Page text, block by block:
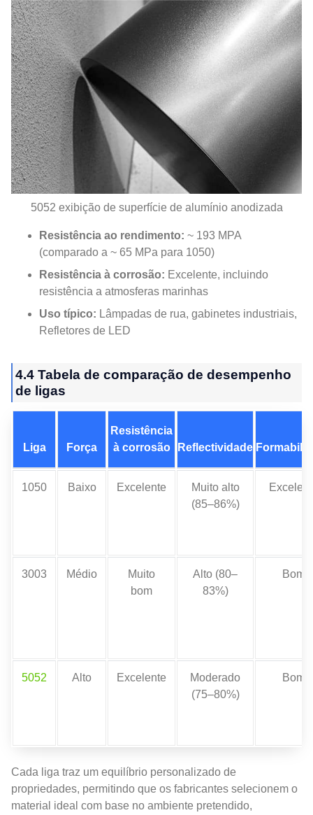
5052 exibição de superfície de alumínio anodizada
Resistência ao rendimento: ~ 193 MPA
(comparado a ~ 65 MPa para 1050)
Resistência à corrosão: Excelente, incluindo
resistência a atmosferas marinhas
Uso típico: Lâmpadas de rua, gabinetes industriais,
Refletores de LED
4.4 Tabela de comparação de desempenho
de ligas
Liga Força
Resistência
à corrosão
Reflectividade
1050 Baixo Excelente
Muito alto
(85–86%)
3003 Médio
Muito
bom
Alto (80–
83%)
Bom
5052 Alto Excelente
Moderado
(75–80%)
Bom
Cada liga traz um equilíbrio personalizado de
propriedades, permitindo que os fabricantes selecionem o
material ideal com base no ambiente pretendido,